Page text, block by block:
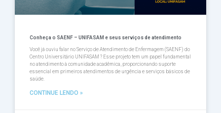
Conheça o SAENF – UNIFASAM e seus serviços de atendimento
Você já ouviu falar no Serviço de Atendimento de Enfermagem (SAENF) do
Centro Universitário UNIFASAM ? Esse projeto tem um papel fundamental
no atendimento à comunidade acadêmica, proporcionando suporte
essencial em primeiros atendimentos de urgência e serviços básicos de
saúde.
CONTINUE LENDO »